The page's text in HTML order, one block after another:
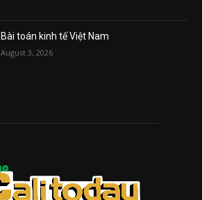
Bài toán kinh tế Việt Nam
August 3, 2026